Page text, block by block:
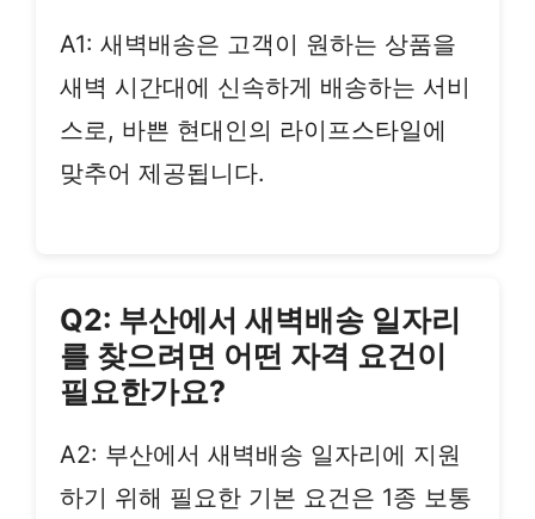
A1: 새벽배송은 고객이 원하는 상품을
새벽 시간대에 신속하게 배송하는 서비
스로, 바쁜 현대인의 라이프스타일에
맞추어 제공됩니다.
Q2: 부산에서 새벽배송 일자리
를 찾으려면 어떤 자격 요건이
필요한가요?
A2: 부산에서 새벽배송 일자리에 지원
하기 위해 필요한 기본 요건은 1종 보통